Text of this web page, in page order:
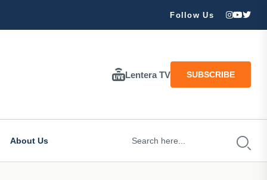
Follow Us
Lentera TV SUBSCRIBE
About Us